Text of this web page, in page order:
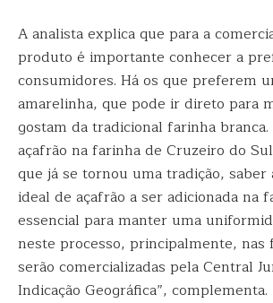
A analista explica que para a
produto é importante conhecer a
consumidores. Há os que preferem
amarelinha, que pode ir direto para
gostam da tradicional farinha branca.
açafrão na farinha de Cruzeiro do
que já se tornou uma tradição, saber
ideal de açafrão a ser adicionada na
essencial para manter uma
neste processo, principalmente, nas
serão comercializadas pela Central
Indicação Geográfica”, complementa.